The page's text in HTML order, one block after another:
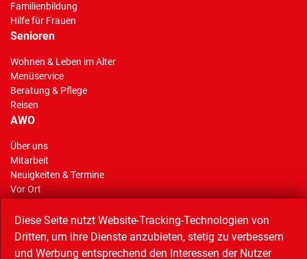
Familienbildung
Hilfe für Frauen
Senioren
Wohnen & Leben im Alter
Menüservice
Beratung & Pflege
Reisen
AWO
Über uns
Mitarbeit
Neuigkeiten & Termine(Standort)
Vor Ort
Reisen
Diese Seite nutzt Website-Tracking-Technologien von
Dritten, um ihre Dienste anzubieten, stetig zu verbessern
und Werbung entsprechend den Interessen der Nutzer